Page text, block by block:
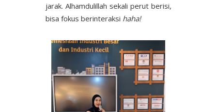
jarak. Alhamdulillah sekali perut berisi,
bisa fokus berinteraksi haha!